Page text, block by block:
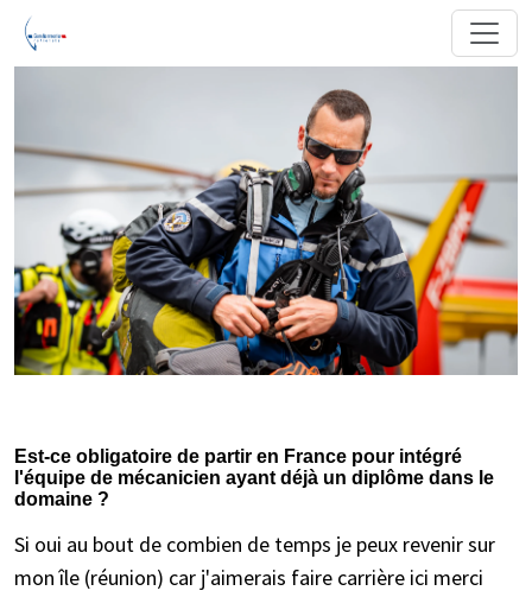
Est-ce obligatoire de partir en France pour intégré
l'équipe de mécanicien ayant déjà un diplôme dans le
domaine ?
Si oui au bout de combien de temps je peux revenir sur
mon île (réunion) car j'aimerais faire carrière ici merci